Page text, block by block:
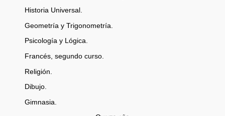
Historia Universal.
Geometría y Trigonometría.
Psicología y Lógica.
Francés, segundo curso.
Religión.
Dibujo.
Gimnasia.